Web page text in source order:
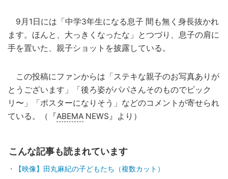
9月1日には「中学3年生になる息子 間も無く身長抜かれ
ます。ほんと、大っきくなったな」とつづり、息子の肩に
手を置いた、親子ショットを披露している。
この投稿にファンからは「ステキな親子のお写真ありが
とうございます」「後ろ姿がパパさんそのものでビック
リ〜」「ポスターになりそう」などのコメントが寄せられ
ている。（『ABEMA NEWS』より）
こんな記事も読まれています
【映像】田丸麻紀の子どもたち（複数カット）